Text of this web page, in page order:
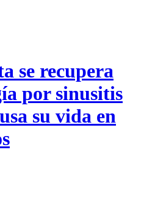
se recupera
por sinusitis
su vida en